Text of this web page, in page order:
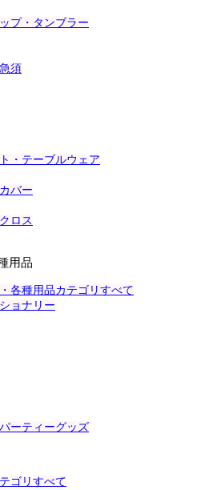
プ・タンブラー
須
・テーブルウェア
バー
ロス
用品
各種用品カテゴリすべて
ョナリー
ーティーグッズ
ゴリすべて